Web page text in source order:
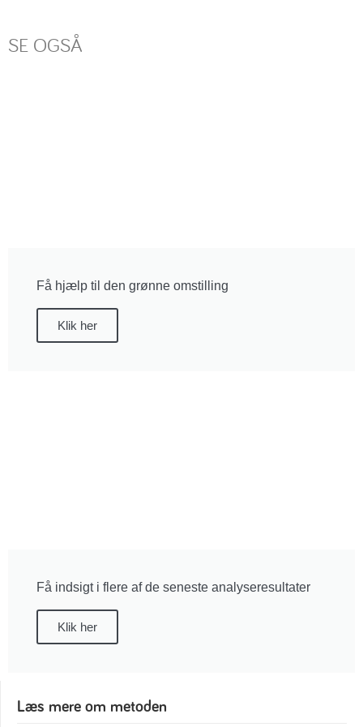
SE OGSÅ
Få hjælp til den grønne omstilling
Klik her
Få indsigt i flere af de seneste analyseresultater
Klik her
Læs mere om metoden